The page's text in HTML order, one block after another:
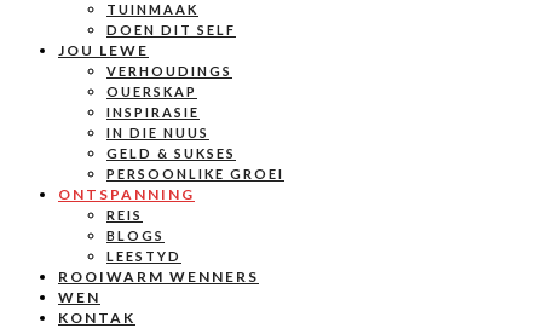
TUINMAAK
DOEN DIT SELF
JOU LEWE
VERHOUDINGS
OUERSKAP
INSPIRASIE
IN DIE NUUS
GELD & SUKSES
PERSOONLIKE GROEI
ONTSPANNING
REIS
BLOGS
LEESTYD
ROOIWARM WENNERS
WEN
KONTAK